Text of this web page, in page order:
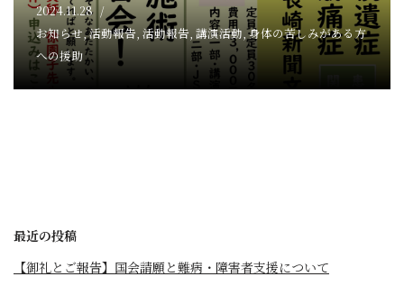
2024.11.28
お知らせ,活動報告, 活動報告, 講演活動,身体の苦しみがある方
への援助
最近の投稿
【御礼とご報告】国会請願と難病・障害者支援について